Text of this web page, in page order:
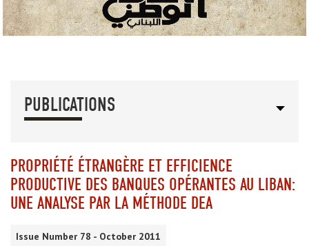
PUBLICATIONS
PROPRIÉTÉ ÉTRANGÈRE ET EFFICIENCE
PRODUCTIVE DES BANQUES OPÉRANTES AU LIBAN:
UNE ANALYSE PAR LA MÉTHODE DEA
Issue Number 78 - October 2011